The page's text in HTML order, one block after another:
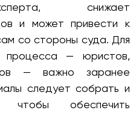
снижает
и может привести к
со стороны суда. Для
процесса — юристов,
— важно заранее
следует собрать и
чтобы обеспечить